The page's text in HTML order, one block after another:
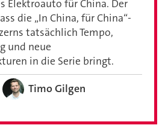
Elektroauto für China. Der
die „In China, für China“-
tatsächlich Tempo,
und neue
in die Serie bringt.
Timo Gilgen